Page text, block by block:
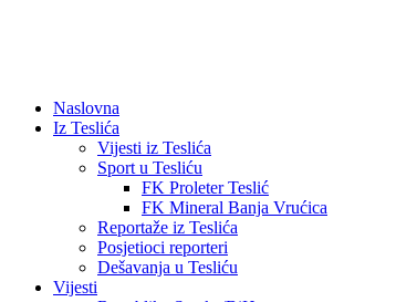
Naslovna
Iz Teslića
Vijesti iz Teslića
Sport u Tesliću
FK Proleter Teslić
FK Mineral Banja Vrućica
Reportaže iz Teslića
Posjetioci reporteri
Dešavanja u Tesliću
Vijesti